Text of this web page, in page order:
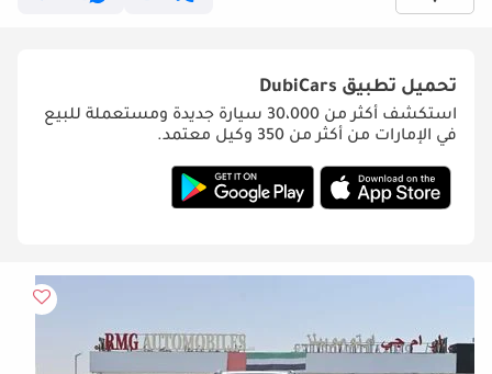
تحميل تطبيق DubiCars
استكشف أكثر من 30،000 سيارة جديدة ومستعملة للبيع
في الإمارات من أكثر من 350 وكيل معتمد.